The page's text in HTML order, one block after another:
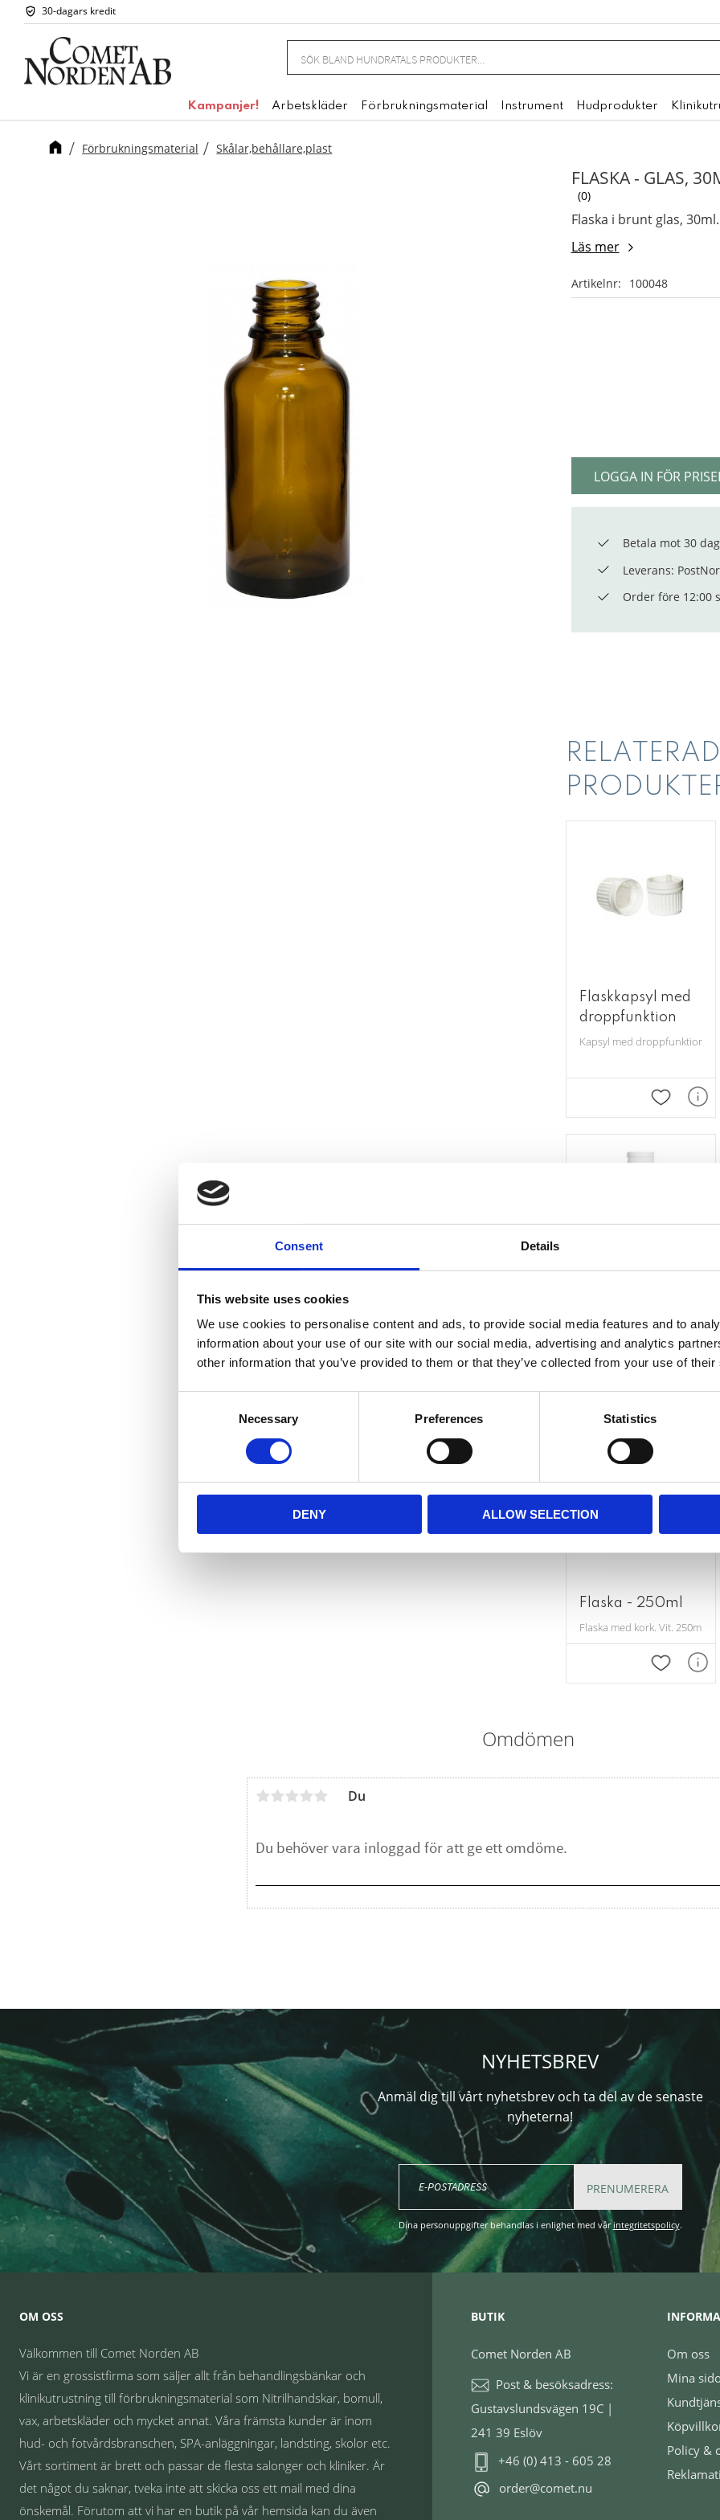
Consent Details
This website uses cookies
We use cookies to personalise content and ads, to provide social media features and to
information about your use of our site with our social media, advertising and analytics
other information that you’ve provided to them or that they’ve collected from your use of
Necessary Preferences Statistics
DENY ALLOW SELECTION
30-dagars kredit
Kampanjer! Arbetskläder Förbrukningsmaterial Instrument Hudprodukter
Förbrukningsmaterial Skålar,behållare,plast
FLASKA - GLAS,
0
Flaska i brunt glas,
Läs mer
LOGGA IN FÖR
Artikelnr 100048
Betala mot 30
Leverans:
Order före 12:00
Omdömen
Du
Flaskkapsyl med
droppfunktion
Kapsyl med droppfunktion,
Lägg till i
Vit flaska med flip kork.
Lägg till i
Flaska - 250ml
Flaska med kork. Vit. 250ml.
Lägg till i
NYHETSBREV
Anmäl dig till vårt nyhetsbrev och ta del av de senaste
nyheterna!
PRENUMERERA
Dina personuppgifter behandlas i enlighet med vårintegritetspolicy.
OM OSS
Välkommen till Comet Norden AB
Vi är en grossistfirma som säljer allt från behandlingsbänkar och
klinikutrustning till förbrukningsmaterial som Nitrilhandskar, bomull,
vax, arbetskläder och mycket annat. Våra främsta kunder är inom
hud- och fotvårdsbranschen, SPA-anläggningar, landsting, skolor etc.
Vårt sortiment är brett och passar de flesta salonger och kliniker. Är
det något du saknar, tveka inte att skicka oss ett mail med dina
önskemål. Förutom att vi har en butik på vår hemsida kan du även
BUTIK
Comet Norden AB
Post & besöksadress:
Gustavslundsvägen 19C |
241 39 Eslöv
+46 (0) 413 - 605 28
order@comet.nu
Om oss
Mina
Policy &